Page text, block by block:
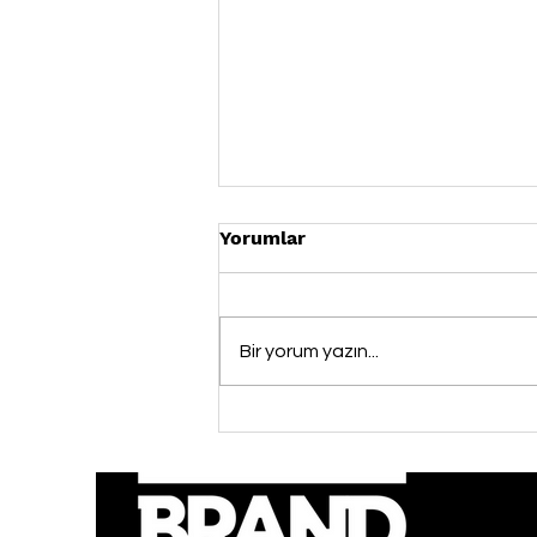
Motofest’in ana sponsoru
oldu
Yorumlar
Bir yorum yazın...